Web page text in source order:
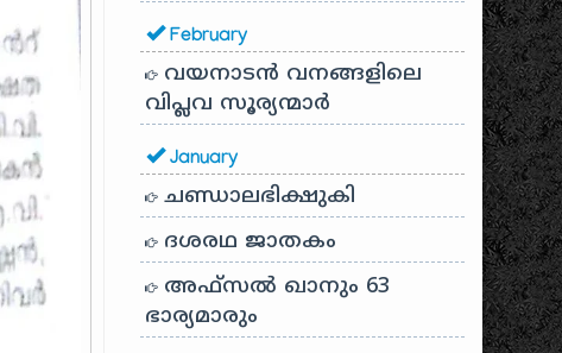
February
വയനാടൻ വനങ്ങളിലെ
വിപ്ലവ സൂര്യന്മാർ
January
ചണ്ഡാലഭിക്ഷുകി
ദശരഥ ജാതകം
അഫ്സൽ ഖാനും 63
ഭാര്യമാരും